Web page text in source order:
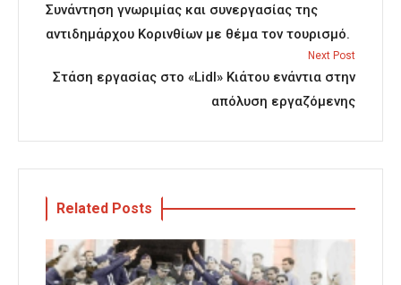
Συνάντηση γνωριμίας και συνεργασίας της
αντιδημάρχου Κορινθίων με θέμα τον τουρισμό.
Next Post
Στάση εργασίας στο «Lidl» Κιάτου ενάντια στην
απόλυση εργαζόμενης
Related Posts